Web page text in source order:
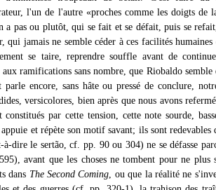
l'un de l'autre «proches comme les doigts de
a pas ou plutôt, qui se fait et se défait, puis se
qui jamais ne semble céder à ces facilités humaines
se taire, reprendre souffle avant de
ramifications sans nombre, que Riobaldo semble
encore, sans hâte ou pressé de conclure,
versicolores, bien après que nous avons
constitués par cette tension, cette note sourde,
et répète son motif savant; ils sont redevables
à-dire le sertão, cf. pp. 90 ou 304) ne se défasse
avant que les choses ne tombent pour ne plus
dans The Second Coming , ou que la réalité ne